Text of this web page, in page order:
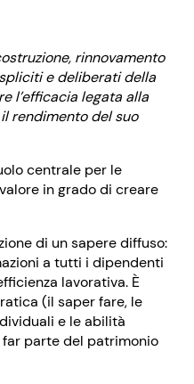
rinnovamento
e deliberati della
l’efficacia legata alla
rendimento del suo
centrale per le
in grado di creare
di un sapere diffuso:
a tutti i dipendenti
lavorativa. È
(il saper fare, le
e le abilità
parte del patrimonio